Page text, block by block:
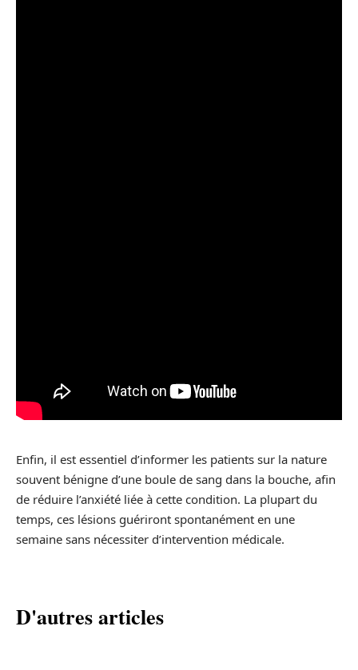
Enfin, il est essentiel d’informer les patients sur la nature
souvent bénigne d’une boule de sang dans la bouche, afin
de réduire l’anxiété liée à cette condition. La plupart du
temps, ces lésions guériront spontanément en une
semaine sans nécessiter d’intervention médicale.
D'autres articles